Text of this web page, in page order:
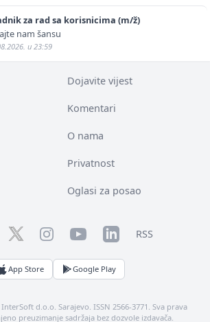
za rad sa korisnicima (m/ž)
nam šansu
u 23:59
Dojavite vijest
Komentari
O nama
Privatnost
Oglasi za posao
TwitterInstagramYouTubeLinkedInRSS
App Store Google Play
d.o.o. Sarajevo. ISSN 2566-3771. Sva prava
preuzimanje sadržaja bez dozvole izdavača.